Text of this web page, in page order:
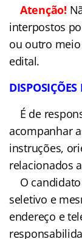
2017.
RECURSOS
RESULTADO
com 02
das provas,
a contagem
posterior ao
cronograma
de todos os
compõem